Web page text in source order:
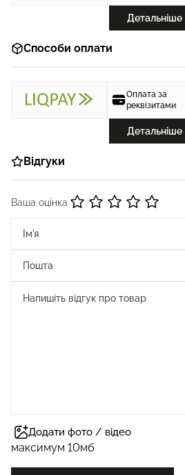
Детальніше
Способи оплати
Оплата за
реквізитами
Детальніше
Відгуки
Ваша оцінка
Додати фото / відео
максимум 10мб